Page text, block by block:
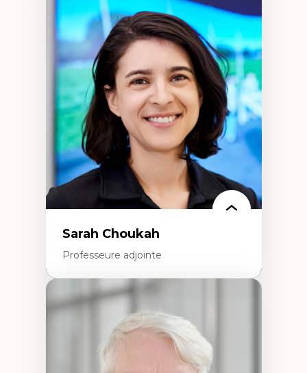
Expertises
Théories du développement
Économie politique comparée
Élites économiques
Sociologie économique
Extractivisme
Classes sociales
Mouvements sociaux
Théories de l’État
Sarah Choukah
Professeure adjointe
Expertises
Démocratisation des nouvelles
technologies et biotechnologies
Données ouvertes
Bioart, programmation et électronique
créatives